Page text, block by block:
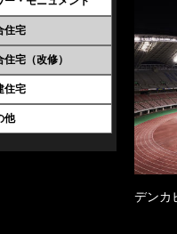
住宅
住宅（改修）
住宅
他
デンカ